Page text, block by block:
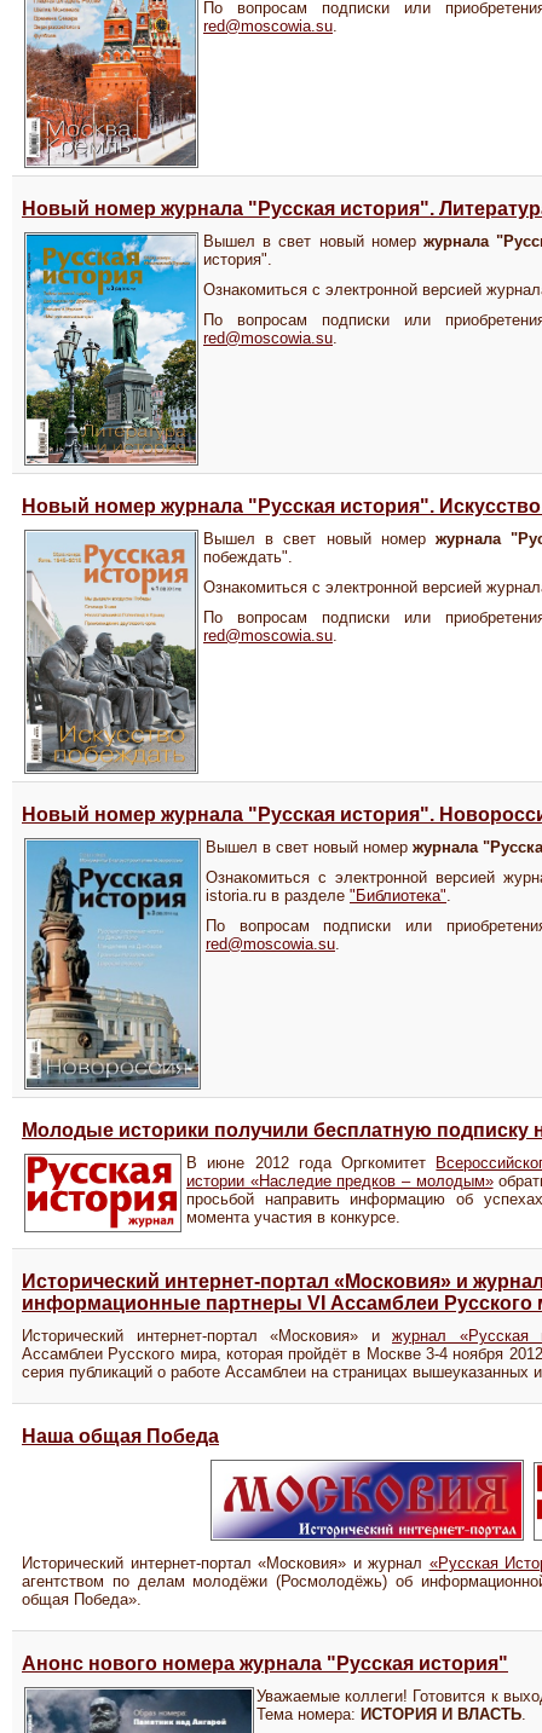
По вопросам подписки или
red@moscowia.su.
Новый номер журнала "Русская история".
Вышел в свет новый номер журнала
история".
Ознакомиться с электронной версией
По вопросам подписки или
red@moscowia.su
Новый номер журнала "Русская история".
Вышел в свет новый номер журнала
побеждать".
Ознакомиться с электронной версией
По вопросам подписки или
red@moscowia.su.
Новый номер журнала "Русская история".
Вышел в свет новый номер журнала
Ознакомиться с электронной версией
istoria.ru в разделе "Библиотека"
По вопросам подписки или
red@moscowia.su
Молодые историки получили бесплатную подписку
В июне 2012 года Оргкомитет
истории «Наследие предков – молодым»
просьбой направить информацию об
момента участия в конкурсе.
Исторический интернет-портал «Московия» и
информационные партнеры VI Ассамблеи Русского
Исторический интернет-портал «Московия» и журнал «Русская
Ассамблеи Русского мира, которая пройдёт в Москве 3-4 ноября
серия публикаций о работе Ассамблеи на страницах вышеуказанных
Наша общая Победа
Исторический интернет-портал «Московия» и журнал «Русская
агентством по делам молодёжи (Росмолодёжь) об
общая Победа».
Анонс нового номера журнала "Русская история"
Уважаемые коллеги! Готовится к
Тема номера: ИСТОРИЯ И ВЛАСТЬ